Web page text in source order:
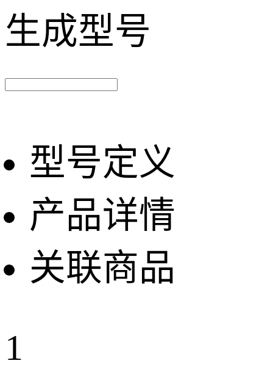
生成型号
型号定义
产品详情
关联商品
1